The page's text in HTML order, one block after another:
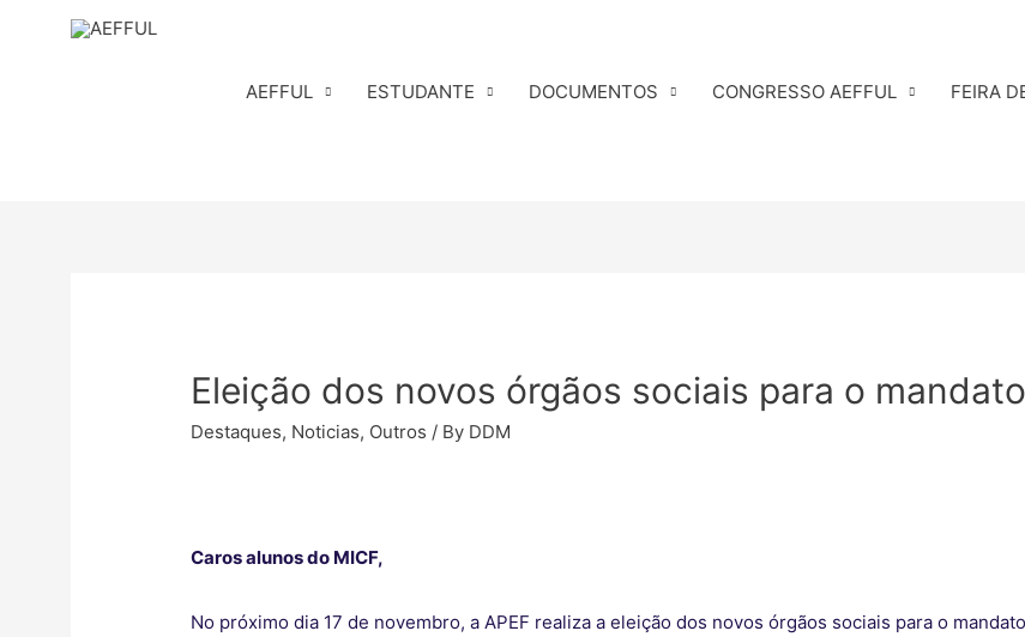
AEFFUL ESTUDANTE DOCUMENTOS CONGRESSO AEFFUL FEIRA
Eleição dos novos órgãos sociais para o
Destaques, Noticias, Outros / By DDM
Caros alunos do MICF,
No próximo dia 17 de novembro, a APEF realiza a eleição dos novos órgãos sociais para o